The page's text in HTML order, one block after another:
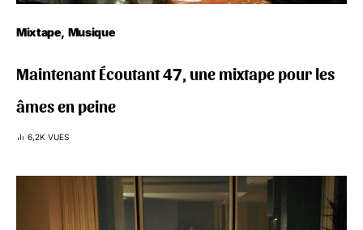
Mixtape Musique
Maintenant Écoutant 47, une mixtape pour les
âmes en peine
6,2K VUES